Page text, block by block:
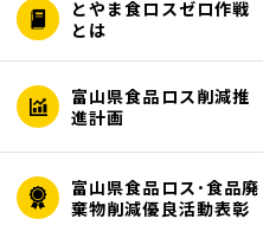
とやま食ロスゼロ作戦
とは
富山県食品ロス削減推
進計画
富山県食品ロス･食品廃
棄物削減優良活動表彰